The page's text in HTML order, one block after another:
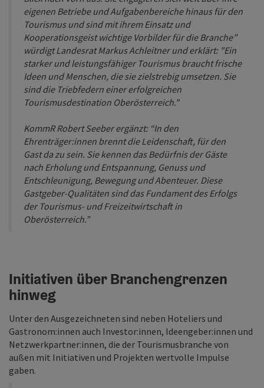
eigenen Betriebe und Aufgabenbereiche hinaus für den
Tourismus und sind mit ihrem Einsatz und
Kooperationsgeist wichtige Vorbilder für die Branche”
würdigt Landesrat Markus Achleitner und erklärt: "Ein
starker und leistungsfähiger Tourismus braucht frische
Ideen und Menschen, die sie zielstrebig umsetzen. Sie
sind die Triebfedern einer erfolgreichen
Tourismusdestination Oberösterreich."
KommR Robert Seeber ergänzt: “In den
Ehrenträger:innen brennt die Leidenschaft, für den
Gast da zu sein. Sie kennen das Bedürfnis der Gäste
nach Erholung und Entspannung, Genuss und
Entschleunigung, Bewegung und Abenteuer. Diese
Gastgeber-Qualitäten sind das Fundament des Erfolgs
der Tourismus- und Freizeitwirtschaft in
Oberösterreich.”
Initiativen über Branchengrenzen
hinweg
Unter den Ausgezeichneten sind neben Hoteliers und
Gastronom:innen auch Investor:innen, Ideengeber:innen und
Netzwerkpartner:innen, die der Tourismusbranche von
außen mit Initiativen und Projekten wertvolle Impulse
gaben.